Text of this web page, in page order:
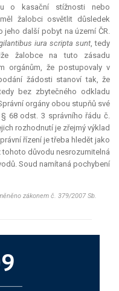
o kasační stížnosti nebo
žalobci osvětlit důsledek
další pobyt na území ČR.
iura scripta sunt, tedy
žalobce na tuto zásadu
orgánům, že postupovaly v
žádosti stanoví tak, že
bez zbytečného odkladu
orgány obou stupňů své
68 odst. 3 správního řádu č.
rozhodnutí je zřejmý výklad
řízení je třeba hledět jako
důvodu nesrozumitelná
Soud namítaná pochybení
zákonem č. 379/2007 Sb.